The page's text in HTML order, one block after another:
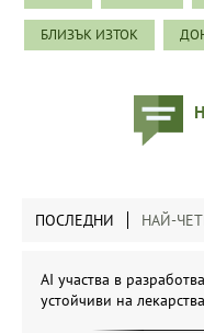
БЛИЗЪК ИЗТОК
ПОСЛЕДНИ НАЙ-
AI участва в
устойчиви на